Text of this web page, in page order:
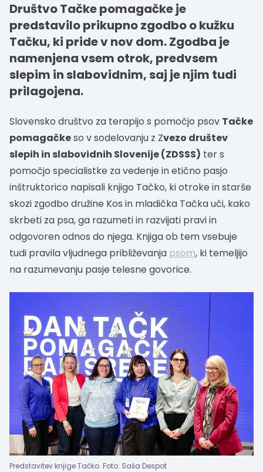
Društvo Tačke pomagačke je
predstavilo prikupno zgodbo o kužku
Tačku, ki pride v nov dom. Zgodba je
namenjena vsem otrok, predvsem
slepim in slabovidnim, saj je njim tudi
prilagojena.
Slovensko društvo za terapijo s pomočjo psov Tačke
pomagačkeso v sodelovanju z Zvezo društev
slepih in slabovidnih Slovenije (ZDSSS) ter s
pomočjo specialistke za vedenje in etično pasjo
inštruktorico napisali knjigo Tačko, ki otroke in starše
skozi zgodbo družine Kos in mladička Tačka uči, kako
skrbeti za psa, ga razumeti in razvijati pravi in
odgovoren odnos do njega. Knjiga ob tem vsebuje
tudi pravila vljudnega približevanja psom, ki temeljijo
na razumevanju pasje telesne govorice.
Predstavitev knjige Tačko. Foto: Saša Despot